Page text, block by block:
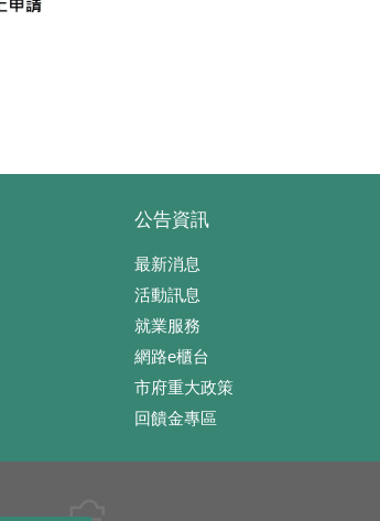
公告資訊
最新消息
活動訊息
就業服務
網路e櫃台
市府重大政策
回饋金專區